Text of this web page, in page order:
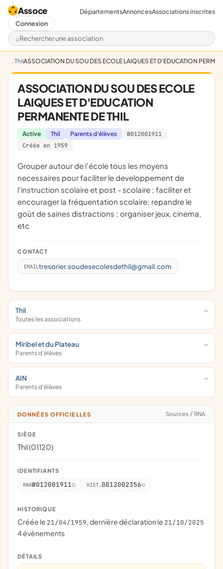
Assoce
Rechercher une association
DépartementsAnnoncesAssociations inscrites
Connexion
ThilASSOCIATION DU SOU DES ECOLE LAIQUES ET D'EDUCATION
ASSOCIATION DU SOU DES ECOLE
LAIQUES ET D'EDUCATION
PERMANENTE DE THIL
Active Thil Parents d'élèves
W012001911
Créée en 1959
grouper autour de l'école tous les moyens
necessaires pour faciliter le developpement de
l'instruction scolaire et post - scolaire ; faciliter et
encourager la fréquentation scolaire; repandre le
goùt de saines distractions ; organiser jeux, cinema,
etc
CONTACT
EMAIL tresorier.soudesecolesdethil@gmail.com
Thil
Toutes les associations
Miribel et du Plateau
Parents d'élèves
AIN
Parents d'élèves
DONNÉES OFFICIELLES Sources / RNA
SIÈGE
Thil (01120)
IDENTIFIANTS
RNAW012001911 HIST. 0012002356
HISTORIQUE
Créée le 21/04/1959, dernière déclaration le 21/10/2025
4 évènements
DÉTAILS